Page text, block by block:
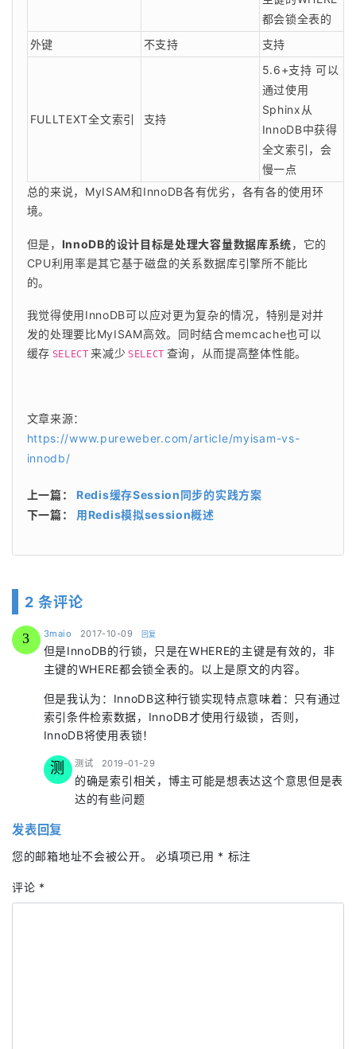
都会锁全表的
外键
不支持 支持
FULLTEXT全文索引 支持
5.6+支持 可以
通过使用
Sphinx从
InnoDB中获得
全文索引，会
慢一点
总的来说，MyISAM和InnoDB各有优劣，各有各的使用环
境。
但是， InnoDB的设计目标是处理大容量数据库系统，它的
CPU利用率是其它基于磁盘的关系数据库引擎所不能比
的。
我觉得使用InnoDB可以应对更为复杂的情况，特别是对并
发的处理要比MyISAM高效。同时结合memcache也可以
缓存 SELECT 来减少 SELECT 查询，从而提高整体性能。
文章来源：
https://www.pureweber.com/article/myisam-vs-
innodb/
上一篇： Redis缓存Session同步的实践方案
下一篇： 用Redis模拟session概述
2 条评论
3 3maio says:
2017-10-09 回复
但是InnoDB的行锁，只是在WHERE的主键是有效的，非
主键的WHERE都会锁全表的。以上是原文的内容。
但是我认为：InnoDB这种行锁实现特点意味着：只有通过
索引条件检索数据，InnoDB才使用行级锁，否则，
InnoDB将使用表锁！
测 测试 says:
2019-01-29
的确是索引相关，博主可能是想表达这个意思但是表
达的有些问题
发表回复
您的邮箱地址不会被公开。 必填项已用 * 标注
评论 *